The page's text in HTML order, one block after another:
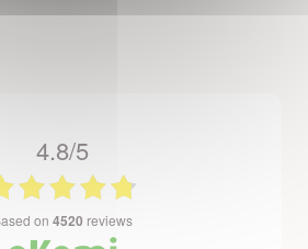
4.8/5
based on 4520 reviews